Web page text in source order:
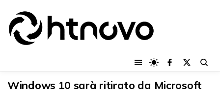
Windows 10 sarà ritirato da Microsoft